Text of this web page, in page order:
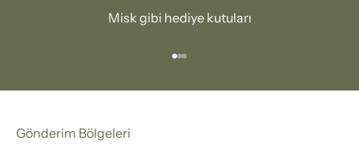
Misk gibi hediye kutuları
1 ögesine git
2 ögesine git
3 ögesine git
Gönderim Bölgeleri